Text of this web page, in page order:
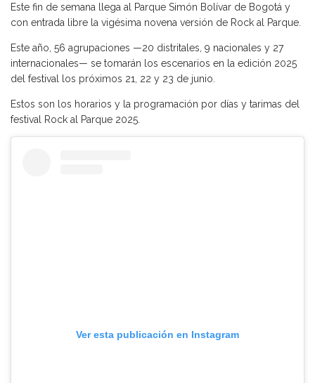
Este fin de semana llega al Parque Simón Bolívar de Bogotá y
con entrada libre la vigésima novena versión de Rock al Parque.
Este año, 56 agrupaciones —20 distritales, 9 nacionales y 27
internacionales— se tomarán los escenarios en la edición 2025
del festival los próximos 21, 22 y 23 de junio.
Estos son los horarios y la programación por días y tarimas del
festival Rock al Parque 2025.
Ver esta publicación en Instagram